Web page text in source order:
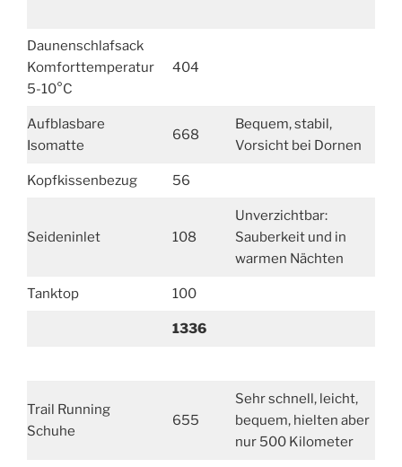
Daunenschlafsack
Komforttemperatur
5-10°C
404
Aufblasbare
Isomatte
668
Bequem, stabil,
Vorsicht bei Dornen
Kopfkissenbezug 56
Seideninlet 108
Unverzichtbar:
Sauberkeit und in
warmen Nächten
Tanktop 100
1336
Trail Running
Schuhe
655
Sehr schnell, leicht,
bequem, hielten aber
nur 500 Kilometer